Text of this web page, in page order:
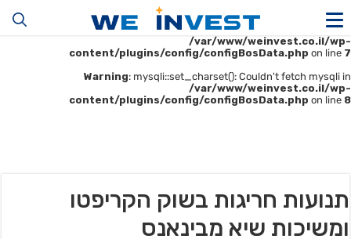
Warning
: mysqli::__construct(): (HY000/1045): Access denied for user
'u414896523_maofData'@'161.35.22.140' (using password: YES) in
/var/www/weinvest.co.il/wp-
content/plugins/config/configBosData.php on line 7
Warning: mysqli::set_charset(): Couldn't fetch mysqli in
/var/www/weinvest.co.il/wp-
content/plugins/config/configBosData.php on line 8
תנועות חריגות בשוק הקריפטו
ומשיכות שיא מבינאנס